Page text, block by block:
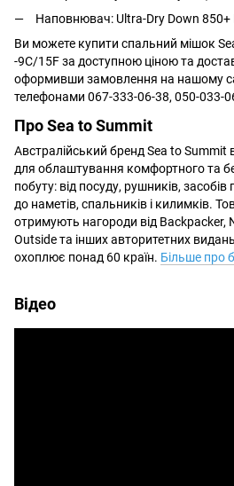
Наповнювач: Ultra-Dry Down 850+
Ви можете купити спальний мішок
-9C/15Fза доступною ціною та
оформивши замовлення на нашому
телефонами 067-333-06-38, 050-033-
Про Sea to Summit
Австралійський бренд Sea to Summit
для облаштування комфортного та
побуту: від посуду, рушників, засобів
до наметів, спальників і килимків.
отримують нагороди від Backpacker,
Outside та інших авторитетних
охоплює понад 60 країн. Більше про
Відео